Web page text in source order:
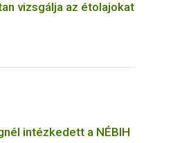
vizsgálja az étolajokat
intézkedett a NÉBIH